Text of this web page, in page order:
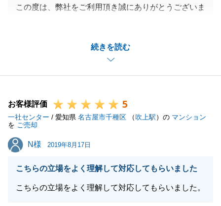
続きを読む
この度は、弊社をご利用頂き誠にありがとうございま
今後も、不動産に関することで何かご相談等ございま
したら、ご連絡下さいますようお願いします。
閉じる
お客様評価 5
一社センター / 愛知県 名古屋市千種区 （吹上駅）の マンション
を ご売却
N様
N様 2019年8月17日
こちらの立場をよく理解して対応してもらいました
こちらの立場をよく理解して対応してもらいました。